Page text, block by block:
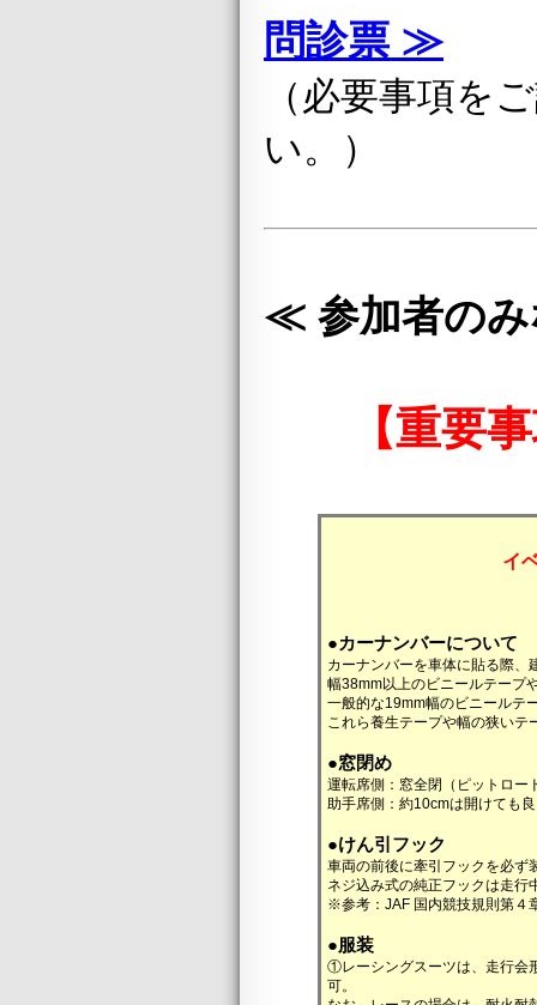
問診票 ≫
（必要事項を
い。）
≪ 参加者の
【重要
イ
●カーナンバーについて
カーナンバーを車体に貼る際、
幅38mm以上のビニールテープ
一般的な19mm幅のビニールテ
これら養生テープや幅の狭いテ
●窓閉め
運転席側：窓全閉（ピットロー
助手席側：約10cmは開けても
●けん引フック
車両の前後に牽引フックを必ず
ネジ込み式の純正フックは走行
※参考：JAF 国内競技規則第４
●服装
①レーシングスーツは、走行会
可。